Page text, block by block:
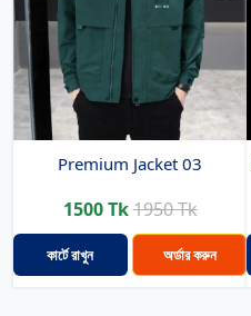
Premium Jacket 03
1500 Tk1950 Tk
কার্টে রাখুন অর্ডার করুন